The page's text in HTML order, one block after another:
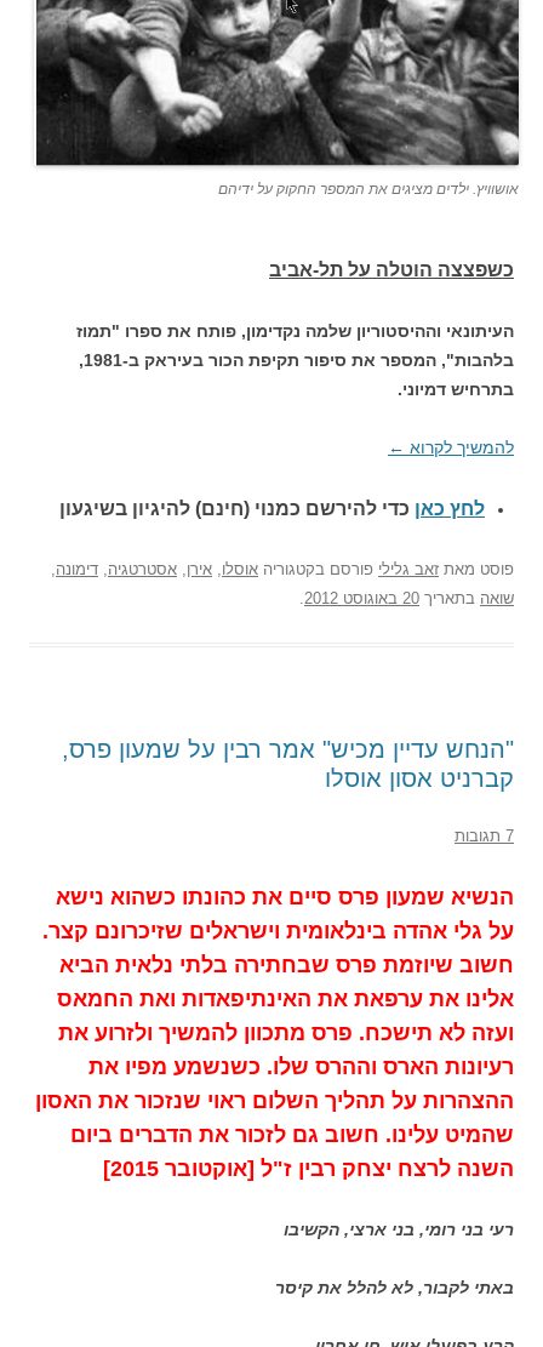
אושוויץ. ילדים מציגים את המספר החקוק על ידיהם
כשפצצה הוטלה על תל-אביב
העיתונאי וההיסטוריון שלמה נקדימון, פותח את ספרו "תמוז
בלהבות", המספר את סיפור תקיפת הכור בעיראק ב-1981,
בתרחיש דמיוני.
להמשיך לקרוא ←
לחץ כאן כדי להירשם כמנוי (חינם) להיגיון בשיגעון
פוסט מאת זאב גלילי פורסם בקטגוריה אוסלו אירן אסטרטגיה דימונה
שואה בתאריך 20 באוגוסט 2012
"הנחש עדיין מכיש" אמר רבין על שמעון פרס,
קברניט אסון אוסלו
7 תגובות
הנשיא שמעון פרס סיים את כהונתו כשהוא נישא
על גלי אהדה בינלאומית וישראלים שזיכרונם קצר.
חשוב שיוזמת פרס שבחתירה בלתי נלאית הביא
אלינו את ערפאת את האינתיפאדות ואת החמאס
ועזה לא תישכח. פרס מתכוון להמשיך ולזרוע את
רעיונות הארס וההרס שלו. כשנשמע מפיו את
ההצהרות על תהליך השלום ראוי שנזכור את האסון
שהמיט עלינו. חשוב גם לזכור את הדברים ביום
השנה לרצח יצחק רבין ז"ל [אוקטובר 2015]
רעי בני רומי, בני ארצי, הקשיבו
באתי לקבור, לא להלל את קיסר